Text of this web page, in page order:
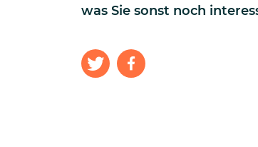
was Sie sonst noch